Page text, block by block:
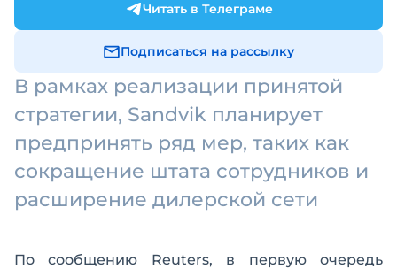
Читать в Телеграме
Подписаться на рассылку
В рамках реализации принятой
стратегии, Sandvik планирует
предпринять ряд мер, таких как
сокращение штата сотрудников и
расширение дилерской сети
По сообщению Reuters, в первую очередь